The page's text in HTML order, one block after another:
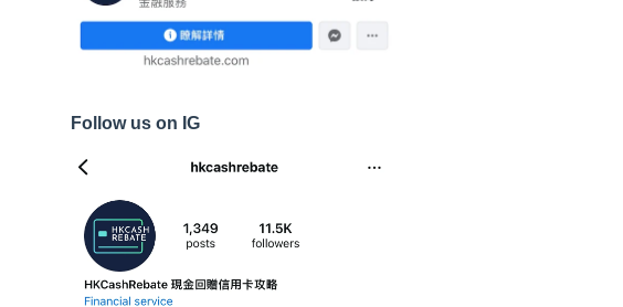
Follow us on IG